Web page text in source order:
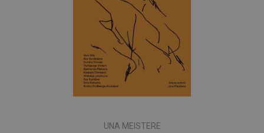
UNA MEISTERE